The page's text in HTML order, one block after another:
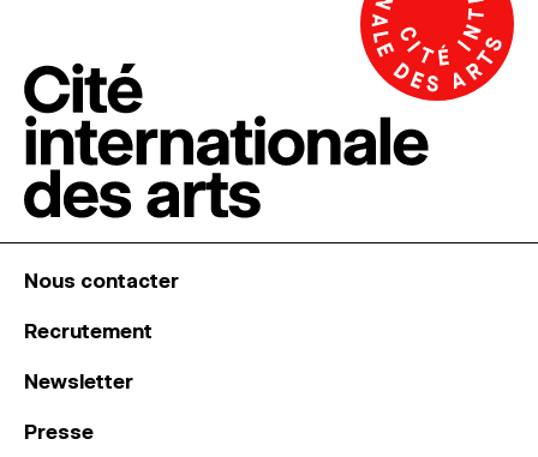
Nous contacter
Recrutement
Newsletter
Presse